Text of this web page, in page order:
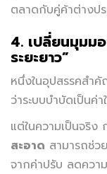
ตลาดกับคู่ค้าต่างปร
4. เปลี่ยนมุมม
ระยะยาว”
หนึ่งในอุปสรรคสำ
ว่าระบบบำบัดเป็นค่
แต่ในความเป็นจริง
สะอาด สามารถช่ว
จากค่าปรับ ลดคว